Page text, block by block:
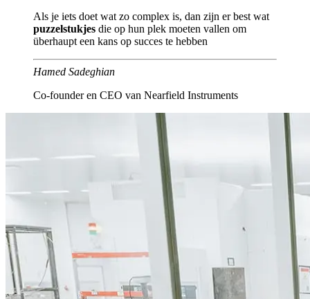
Als je iets doet wat zo complex is, dan zijn er best wat
puzzelstukjes die op hun plek moeten vallen om
überhaupt een kans op succes te hebben
Hamed Sadeghian
Co-founder en CEO van Nearfield Instruments